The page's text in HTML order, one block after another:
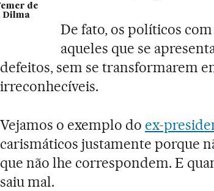
de
Dilma
De fato, os políticos
aqueles que se
defeitos, sem se transformarem
irreconhecíveis.
Vejamos o exemplo do ex-
carismáticos justamente porque
que não lhe correspondem. E
saiu mal.